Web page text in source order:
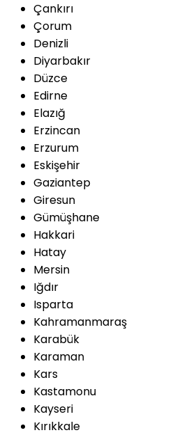
Çankırı
Çorum
Denizli
Diyarbakır
Düzce
Edirne
Elazığ
Erzincan
Erzurum
Eskişehir
Gaziantep
Giresun
Gümüşhane
Hakkari
Hatay
Mersin
Iğdır
Isparta
Kahramanmaraş
Karabük
Karaman
Kars
Kastamonu
Kayseri
Kırıkkale